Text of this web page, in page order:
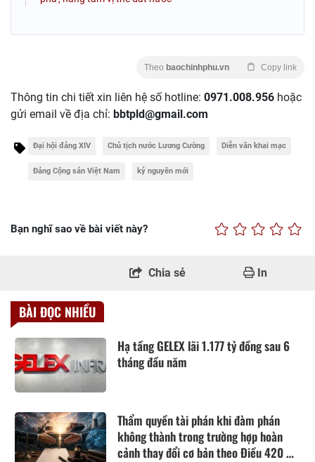
Theo baochinhphu.vn Copy link
Thông tin chi tiết xin liên hệ số hotline: 0971.008.956 hoặc
gửi email về địa chỉ: bbtpld@gmail.com
Đại hội đảng XIV Chủ tịch nước Lương Cường Diễn văn khai mạc
Đảng Cộng sản Việt Nam kỷ nguyên mới
Bạn nghĩ sao về bài viết này?
Chia sẻ In
BÀI ĐỌC NHIỀU
Hạ tầng GELEX lãi 1.177 tỷ đồng sau 6
tháng đầu năm
Thẩm quyền tài phán khi đàm phán
không thành trong trường hợp hoàn
cảnh thay đổi cơ bản theo Điều 420 Bộ